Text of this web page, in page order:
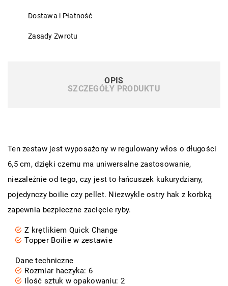
Dostawa i Płatność
Zasady Zwrotu
OPIS
SZCZEGÓŁY PRODUKTU
Ten zestaw jest wyposażony w regulowany włos o długości
6,5 cm, dzięki czemu ma uniwersalne zastosowanie,
niezależnie od tego, czy jest to łańcuszek kukurydziany,
pojedynczy boilie czy pellet. Niezwykle ostry hak z korbką
zapewnia bezpieczne zacięcie ryby.
Z krętlikiem Quick Change
Topper Boilie w zestawie
Dane techniczne
Rozmiar haczyka: 6
Ilość sztuk w opakowaniu: 2